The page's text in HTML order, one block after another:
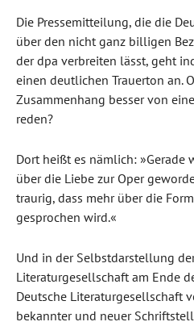
Die Pressemitteilung, die die
über den nicht ganz billigen
der dpa verbreiten lässt, geht
einen deutlichen Trauerton an.
Zusammenhang besser von
reden?
Dort heißt es nämlich: »Gerade
über die Liebe zur Oper
traurig, dass mehr über die
gesprochen wird.«
Und in der Selbstdarstellung
Literaturgesellschaft am Ende
Deutsche Literaturgesellschaft
bekannter und neuer